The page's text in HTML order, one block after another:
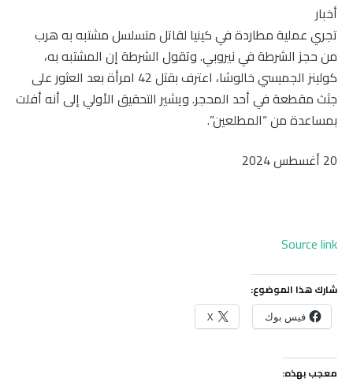
أخبار
تجري عملية مطاردة في كينيا لقاتل متسلسل مشتبه به هرب
من حجز الشرطة في نيروبي. وتقول الشرطة إن المشتبه به،
كولينز الجميسي خالوشا، اعترف بقتل 42 امرأة بعد العثور على
جثث مقطعة في أحد المحجر. ويشير التحقيق الأولي إلى أنه أفلت
بمساعدة من “المطلعين”.
ت
ن
ر
ا
ر
20 أغسطس 2024
Source link
شارك هذا الموضوع:
فيس بوك X
معجب بهذه: